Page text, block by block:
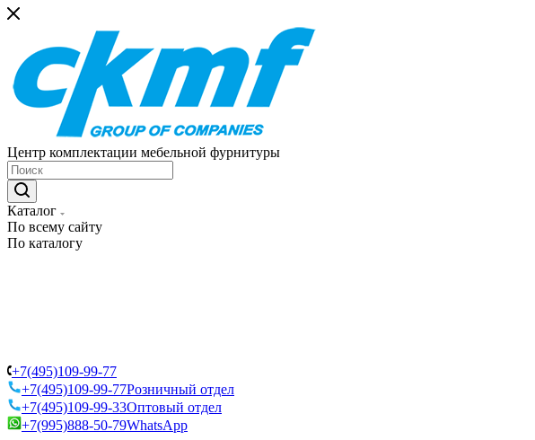
Центр комплектации мебельной фурнитуры
Каталог
По всему сайту
По каталогу
+7(495)109-99-77
+7(495)109-99-77Розничный отдел
+7(495)109-99-33Оптовый отдел
+7(995)888-50-79WhatsApp